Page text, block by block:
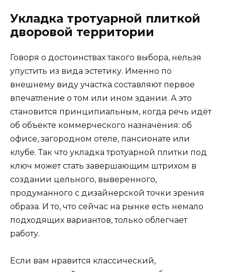
Укладка тротуарной плиткой
дворовой территории
Говоря о достоинствах такого выбора, нельзя
упустить из вида эстетику. Именно по
внешнему виду участка составляют первое
впечатление о том или ином здании. А это
становится принципиальным, когда речь идёт
об объекте коммерческого назначения: об
офисе, загородном отеле, пансионате или
клубе. Так что укладка тротуарной плитки под
ключ может стать завершающим штрихом в
создании цельного, выверенного,
продуманного с дизайнерской точки зрения
образа. И то, что сейчас на рынке есть немало
подходящих вариантов, только облегчает
работу.
Если вам нравится классический,